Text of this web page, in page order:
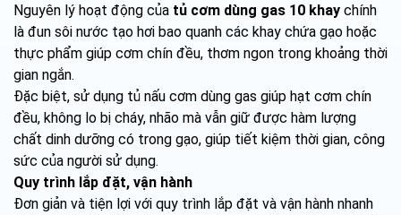
Nguyên lý hoạt động của tủ cơm dùng gas 10 khay chính
là đun sôi nước tạo hơi bao quanh các khay chứa gạo hoặc
thực phẩm giúp cơm chín đều, thơm ngon trong khoảng thời
gian ngắn.
Đặc biệt, sử dụng tủ nấu cơm dùng gas giúp hạt cơm chín
đều, không lo bị cháy, nhão mà vẫn giữ được hàm lượng
chất dinh dưỡng có trong gạo, giúp tiết kiệm thời gian, công
sức của người sử dụng.
Quy trình lắp đặt, vận hành
Đơn giản và tiện lợi với quy trình lắp đặt và vận hành nhanh